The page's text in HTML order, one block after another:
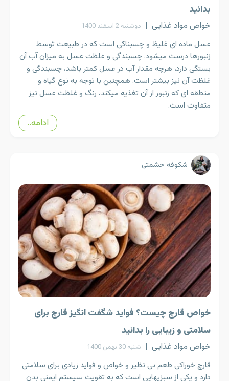
بدانید
خواص مواد غذایی | دوشنبه 2 اسفند 1400
عسل ماده ای غلیظ و چسبناکی است که در طبیعت توسط
زنبورها درست میشود. چسبندگی و غلظت عسل به میزان آب آن
بستگی دارد، هرچه مقدار آب در عسل کمتر باشد، چسبندگی و
غلظت آن نیز بیشتر است. همچنین با توجه به نوع گیاه و
منطقه ای که زنبور از آن تغذیه میکند، رنگ و غلظت عسل نیز
متفاوت است.
ادامه..
شکوفه حشمتی
خواص قارچ چیست؟ فواید شگفت انگیز قارچ برای
سلامتی و زیبایی را بدانید
خواص مواد غذایی | شنبه 30 بهمن 1400
قارچ خوراکی طعم بی نظیر و خواص و فواید زیادی برای سلامتی
دارد و یکی از سبزیهایی است که به تقویت سیستم ایمنی بدن